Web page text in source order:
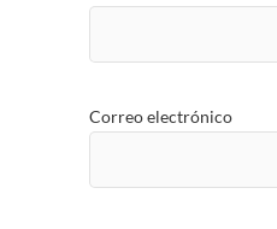
Correo electrónico